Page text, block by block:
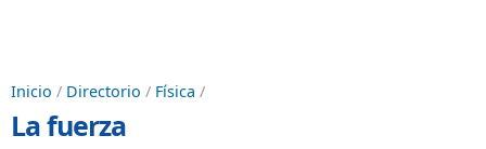
Inicio / Directorio / Física /
La fuerza